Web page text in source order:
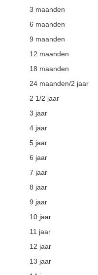
3 maanden
6 maanden
9 maanden
12 maanden
18 maanden
24 maanden/2 jaar
2 1/2 jaar
3 jaar
4 jaar
5 jaar
6 jaar
7 jaar
8 jaar
9 jaar
10 jaar
11 jaar
12 jaar
13 jaar